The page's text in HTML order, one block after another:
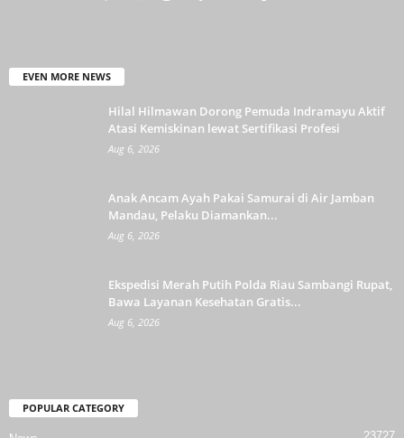
EVEN MORE NEWS
Hilal Hilmawan Dorong Pemuda Indramayu Aktif
Atasi Kemiskinan lewat Sertifikasi Profesi
Aug 6, 2026
Anak Ancam Ayah Pakai Samurai di Air Jamban
Mandau, Pelaku Diamankan...
Aug 6, 2026
Ekspedisi Merah Putih Polda Riau Sambangi Rupat,
Bawa Layanan Kesehatan Gratis...
Aug 6, 2026
POPULAR CATEGORY